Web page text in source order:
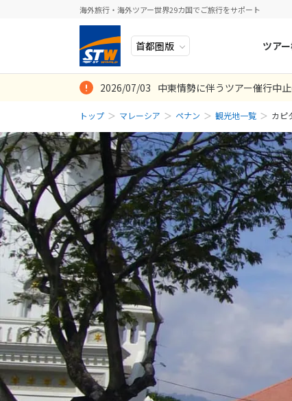
海外旅行・海外ツアー世界29カ国でご旅行をサポート
ツア
ヨーロッパ
中近東・トルコ
アフリカ
アジア
ロシア・中央アジア
アメリカ・カナダ
中南米・カリブ海
モルディブ・他インド洋
太平洋地域
オセアニア
ハワイ
イタリ
ドイツ
ベルギ
スイス
ポーラ
スウェ
ラトビ
北マケ
人気のテーマ
お得な旅
誰と行く？
目的
秋旅
年末年
2026/07/03 中東情勢に伴うツアー催行中
トップ マレーシア ペナン 観光地一覧 カピ